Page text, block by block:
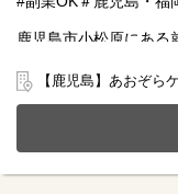
鹿児島市小松原にある
20～70代まで幅広い
今までのご経験やス
【仕事内容】生活サ
〇食事や入浴の準備な
【鹿児島】あおぞら